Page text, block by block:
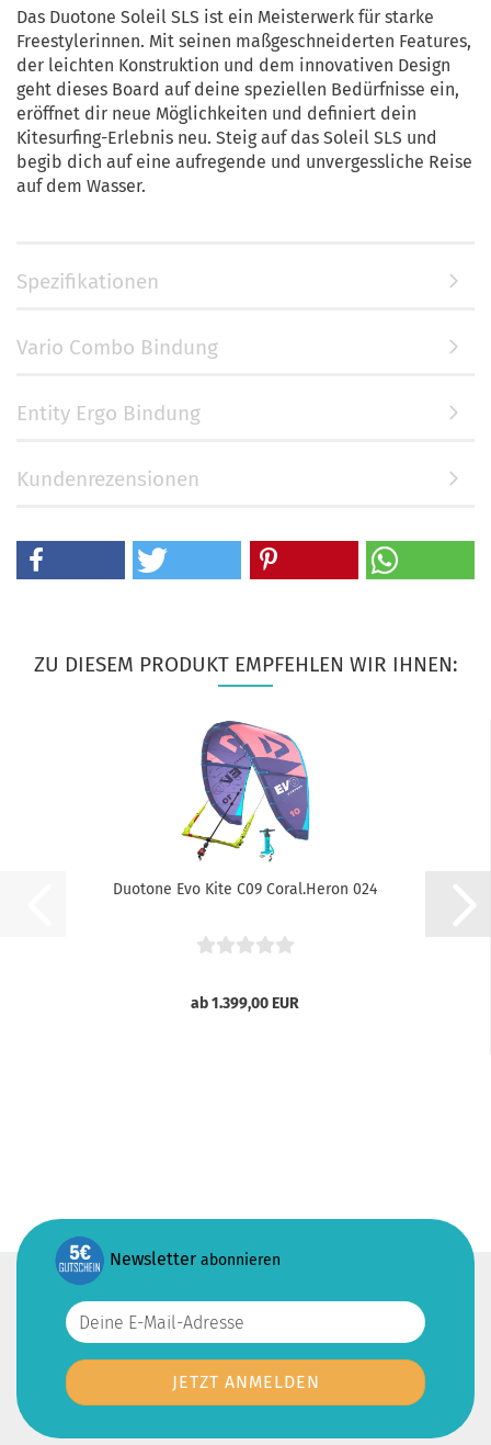
Das Duotone Soleil SLS ist ein Meisterwerk für starke
Freestylerinnen. Mit seinen maßgeschneiderten Features,
der leichten Konstruktion und dem innovativen Design
geht dieses Board auf deine speziellen Bedürfnisse ein,
eröffnet dir neue Möglichkeiten und definiert dein
Kitesurfing-Erlebnis neu. Steig auf das Soleil SLS und
begib dich auf eine aufregende und unvergessliche Reise
auf dem Wasser.
Spezifikationen
Vario Combo Bindung
Entity Ergo Bindung
Kundenrezensionen
ZU DIESEM PRODUKT EMPFEHLEN WIR IHNEN:
Duotone Evo Kite C09 Coral.Heron 024
ab 1.399,00 EUR
Newsletter abonnieren